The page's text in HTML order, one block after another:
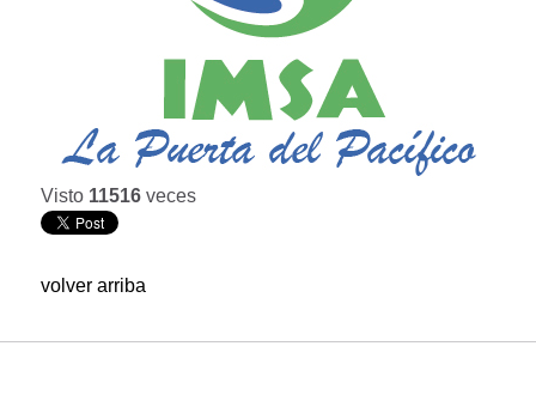
Visto 11516 veces
volver arriba